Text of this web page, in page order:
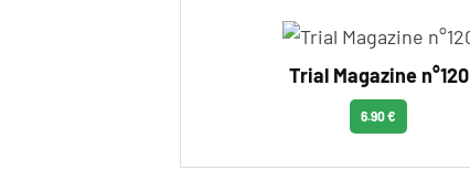
Trial Magazine n°120
6.90 €